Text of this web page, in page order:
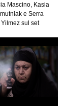
Mascino, Kasia
e Serra
Yilmez sul set